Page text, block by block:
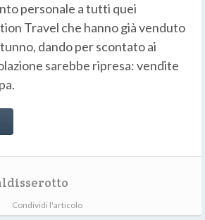
personale a tutti quei
Travel che hanno già venduto
dando per scontato ai
sarebbe ripresa: vendite
Condividi l'articolo